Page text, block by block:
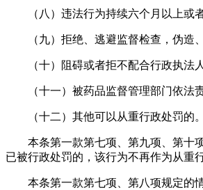
（八）违法行为持续六个月以上或
（九）拒绝、逃避监督检查，伪
（十）阻碍或者拒不配合行政执
（十一）被药品监督管理部门依法
（十二）其他可以从重行政处罚的。
本条第一款第七项、第九项、第十
已被行政处罚的，该行为不再作为从重
本条第一款第七项、第八项规定的